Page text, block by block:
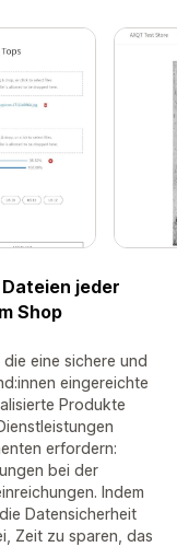
jeder
Shop
eine sichere und
eingereichte
Produkte
erfordern:
bei der
Indem
Datensicherheit
Zeit zu sparen, das